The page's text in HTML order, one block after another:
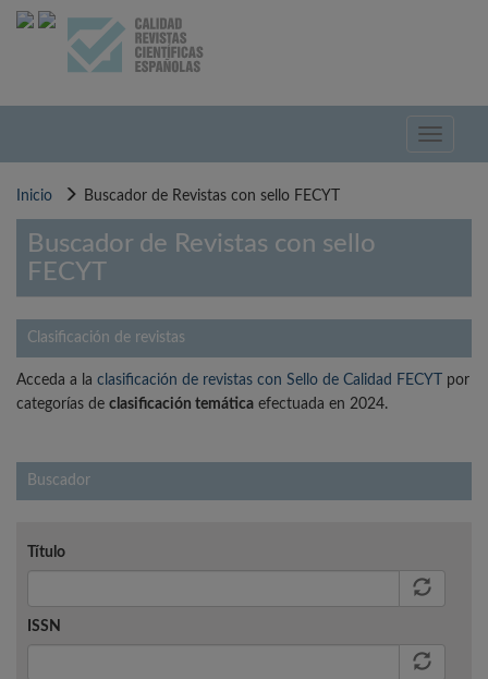
Pasar
Toggle
Inicio Buscador de Revistas con sello FECYT
Buscador de Revistas con sello
FECYT
Clasificación de revistas
Acceda a la clasificación de revistas con Sello de Calidad FECYT
por
categorías de clasificación temática efectuada en 2024.
Buscador
Título
ISSN